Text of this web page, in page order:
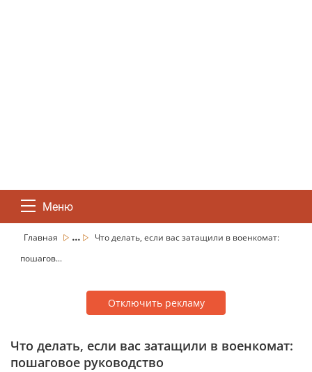
Меню
Главная ...
Что делать, если вас затащили в военкомат:
пошагов...
Отключить рекламу
Что делать, если вас затащили в военкомат:
пошаговое руководство